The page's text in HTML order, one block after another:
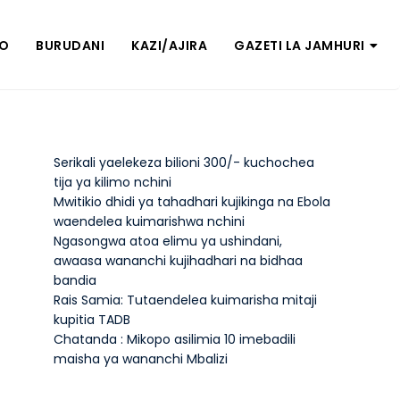
BURUDANI KAZI/AJIRA GAZETI LA JAMHURI
Serikali yaelekeza bilioni 300/- kuchochea
tija ya kilimo nchini
Mwitikio dhidi ya tahadhari kujikinga na Ebola
waendelea kuimarishwa nchini
Ngasongwa atoa elimu ya ushindani,
awaasa wananchi kujihadhari na bidhaa
bandia
Rais Samia: Tutaendelea kuimarisha mitaji
kupitia TADB
Chatanda : Mikopo asilimia 10 imebadili
maisha ya wananchi Mbalizi